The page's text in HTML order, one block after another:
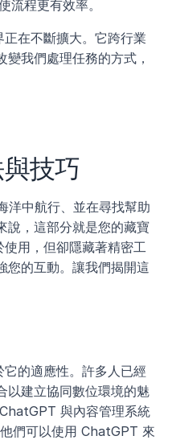
流程更有效率。
在不斷擴大。它跨行業
我們處理任務的方式，
技巧
洋中航行、並在尋找幫助
說，這部分就是您的藏寶
用，但卻隱藏著精密工
您的互動。讓我們揭開這
的適應性。許多人已經
以建立協同數位環境的魅
與內容管理系統
們可以使用 ChatGPT 來